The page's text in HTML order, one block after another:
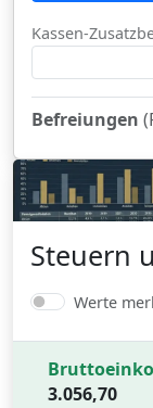
Kassen-
Befreiungen
Steuern
Werte
3.056,70